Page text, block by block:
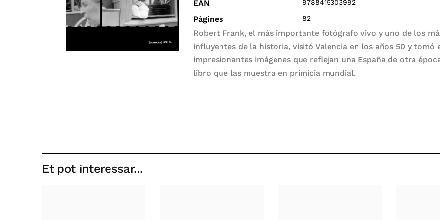
EAN 9788415303992
Pàgines 82
Robert Frank, el más importante fotógrafo vivo y uno de los
influyentes de la historia, visitó Valencia en los años 50 y tomó
impresionantes imágenes que reflejan una España de otra
libro que las muestra en primicia mundial.
Et pot interessar...